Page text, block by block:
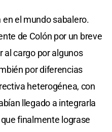
el mundo sabalero.
de Colón por un breve
al cargo por algunos
por diferencias
heterogénea, con
llegado a integrarla
finalmente lograse